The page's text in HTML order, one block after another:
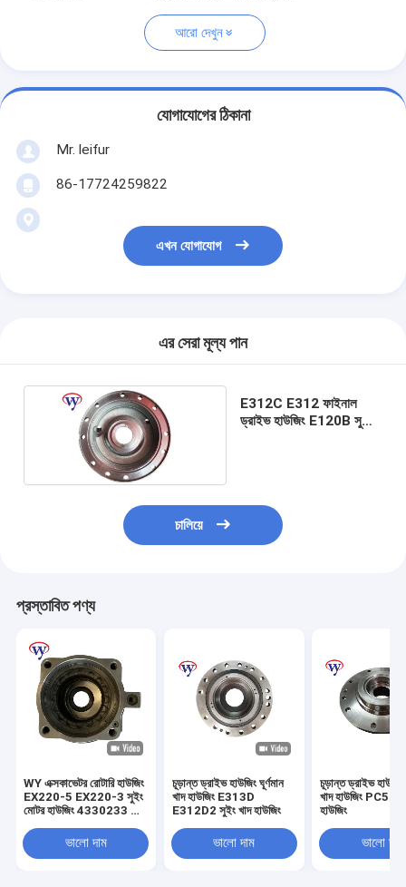
আরো দেখুন
যোগাযোগের ঠিকানা
Mr. leifur
86-17724259822
এখন যোগাযোগ
এর সেরা মূল্য পান
E312C E312 ফাইনাল
ড্রাইভ হাউজিং E120B সুইং
চালিয়ে
প্রস্তাবিত পণ্য
WY এক্সকাভেটর রোটারি হাউজিং
EX220-5 EX220-3 সুইং
মোটর হাউজিং 4330233 কেস
ভালো দাম
চূড়ান্ত ড্রাইভ হাউজিং ঘূর্ণমান
খাদ হাউজিং E313D
E312D2 সুইং খাদ হাউজিং
ভালো দাম
চূড়ান্ত ড্রাইভ হাউজিং
খাদ হাউজিং PC56
হাউজিং
ভালো দাম